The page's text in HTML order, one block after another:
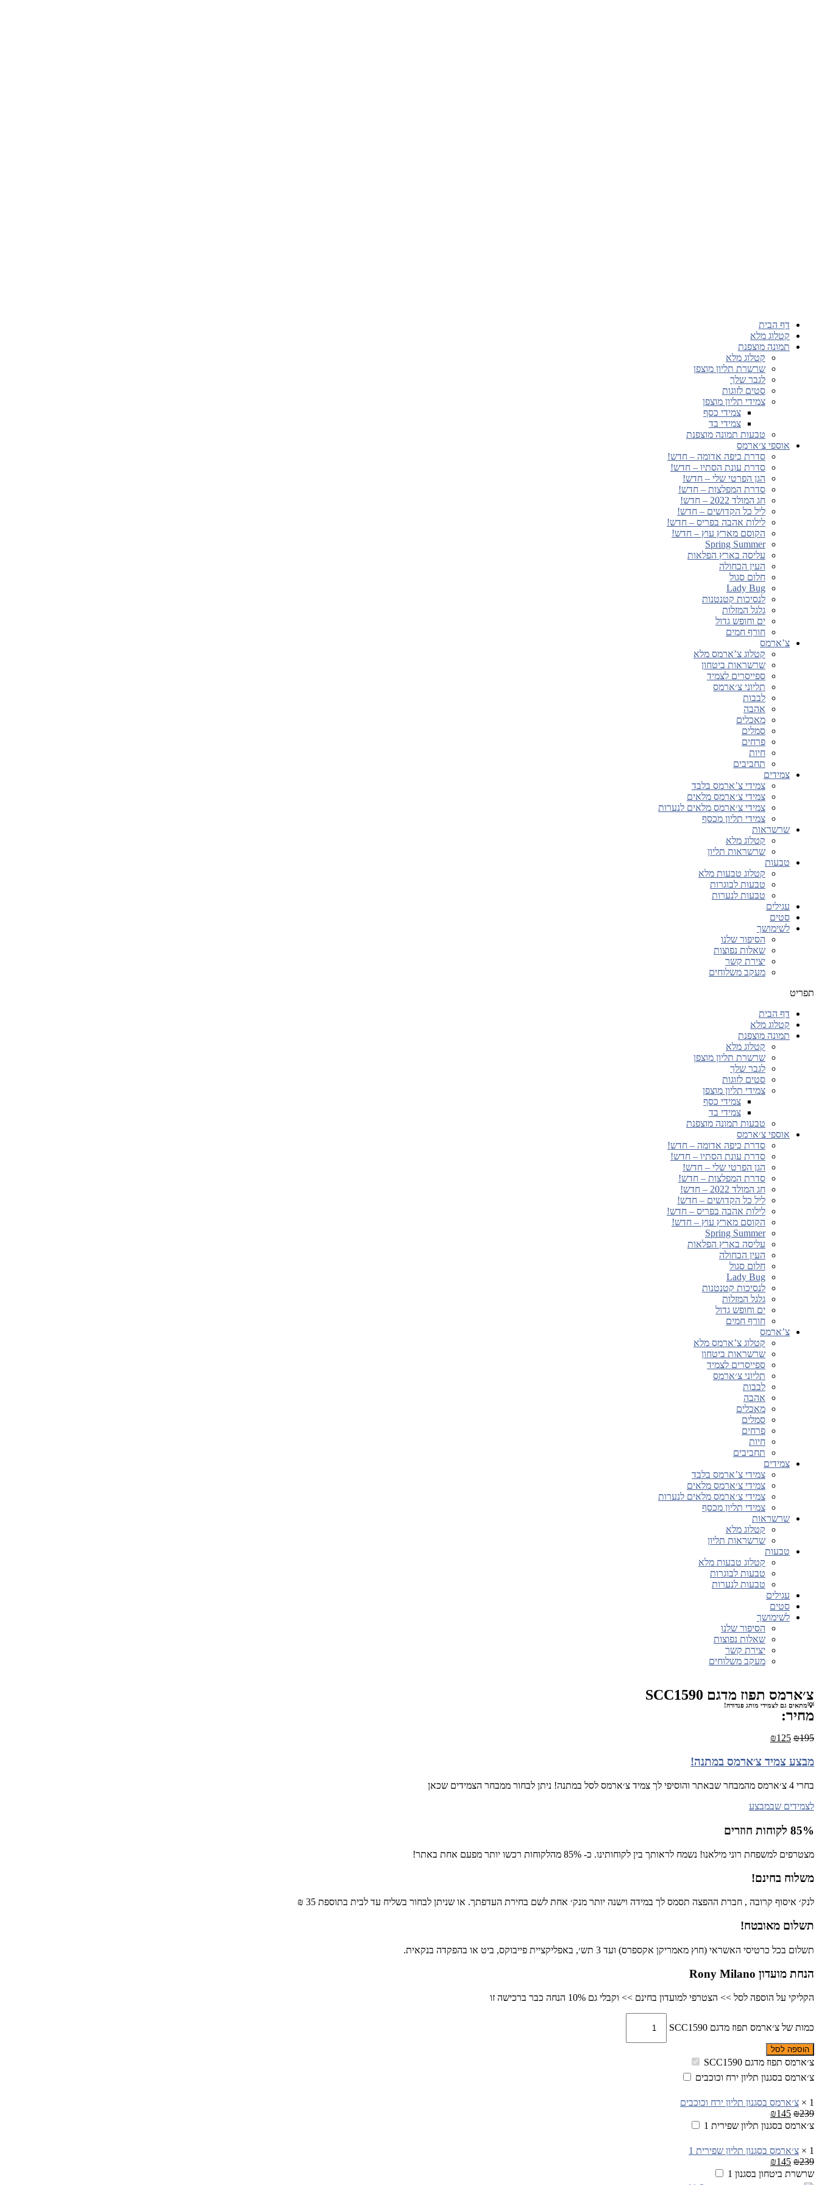
דף הבית
קטלוג מלא
תמונה מוצפנת
קטלוג מלא
שרשרת תליון מוצפן
לגבר שלך
סטים לזוגות
צמידי תליון מוצפן
צמידי כסף
צמידי בד
טבעות תמונה מוצפנת
אוספי צ׳ארמס
סדרת כיפה אדומה – חדש!
סדרת עונת הסתיו – חדש!
הגן הפרטי שלי – חדש!
סדרת המפלצות – חדש!
חג המולד 2022 – חדש!
ליל כל הקדושים – חדש!
לילות אהבה בפריס – חדש!
הקוסם מארץ עוץ – חדש!
Spring Summer
עליסה בארץ הפלאות
העין הכחולה
חלום סגול
Lady Bug
לנסיכות קטנטנות
גלגל המזלות
ים וחופש גדול
חורף חמים
צ’ארמס
קטלוג צ’ארמס מלא
שרשראות ביטחון
ספייסרים לצמיד
תליוני צ׳ארמס
לבבות
אהבה
מאכלים
סמלים
פרחים
חיות
תחביבים
צמידים
צמידי צ’ארמס בלבד
צמידי צ׳ארמס מלאים
צמידי צ׳ארמס מלאים לנערות
צמידי תליון מכסף
שרשראות
קטלוג מלא
שרשראות תליון
טבעות
קטלוג טבעות מלא
טבעות לבוגרות
טבעות לנערות
עגילים
סטים
לשימושך
הסיפור שלנו
שאלות נפוצות
יצירת קשר
מעקב משלוחים
תפריט
דף הבית
קטלוג מלא
תמונה מוצפנת
קטלוג מלא
שרשרת תליון מוצפן
לגבר שלך
סטים לזוגות
צמידי תליון מוצפן
צמידי כסף
צמידי בד
טבעות תמונה מוצפנת
אוספי צ׳ארמס
סדרת כיפה אדומה – חדש!
סדרת עונת הסתיו – חדש!
הגן הפרטי שלי – חדש!
סדרת המפלצות – חדש!
חג המולד 2022 – חדש!
ליל כל הקדושים – חדש!
לילות אהבה בפריס – חדש!
הקוסם מארץ עוץ – חדש!
Spring Summer
עליסה בארץ הפלאות
העין הכחולה
חלום סגול
Lady Bug
לנסיכות קטנטנות
גלגל המזלות
ים וחופש גדול
חורף חמים
צ’ארמס
קטלוג צ’ארמס מלא
שרשראות ביטחון
ספייסרים לצמיד
תליוני צ׳ארמס
לבבות
אהבה
מאכלים
סמלים
פרחים
חיות
תחביבים
צמידים
צמידי צ’ארמס בלבד
צמידי צ׳ארמס מלאים
צמידי צ׳ארמס מלאים לנערות
צמידי תליון מכסף
שרשראות
קטלוג מלא
שרשראות תליון
טבעות
קטלוג טבעות מלא
טבעות לבוגרות
טבעות לנערות
עגילים
סטים
לשימושך
הסיפור שלנו
שאלות נפוצות
יצירת קשר
מעקב משלוחים
צ׳ארמס תפוז מדגם SCC1590
💡מתאים גם לצמידי מותג פנדורה!
מחיר:
₪195
₪125
מבצע צמיד צ׳ארמס במתנה!
בחרי 4 צ׳ארמס מהמבחר שבאתר והוסיפי לך צמיד צ׳ארמס לסל במתנה! ניתן לבחור ממבחר הצמידים שכאן
לצמידים שבמבצע
85% לקוחות חוזרים
מצטרפים למשפחת רוני מילאנו! נשמח לראותך בין לקוחותינו. כ- 85% מהלקוחות רכשו יותר מפעם אחת באתר!
משלוח בחינם!
לנק׳ איסוף קרובה , חברת ההפצה תסמס לך במידה וישנה יותר מנק׳ אחת לשם בחירת העדפתך. או שניתן לבחור בשליח עד לבית בתוספת 35 ₪
תשלום מאובטח!
תשלום בכל כרטיסי האשראי (חוץ מאמריקן אקספרס) ועד 3 תש׳, באפליקציית פייבוקס, ביט או בהפקדה בנקאית.
הנחת מועדון Rony Milano
הקליקי על הוספה לסל >> הצטרפי למועדון בחינם >> וקבלי גם 10% הנחה כבר ברכישה זו
כמות של צ׳ארמס תפוז מדגם SCC1590
הוספה לסל
צ׳ארמס תפוז מדגם SCC1590
צ׳ארמס בסגנון תליון ירח וכוכבים
1
× צ׳ארמס בסגנון תליון ירח וכוכבים
₪239
₪145
צ׳ארמס בסגנון תליון שפירית 1
1
× צ׳ארמס בסגנון תליון שפירית 1
₪239
₪145
שרשרת ביטחון בסגנון 1